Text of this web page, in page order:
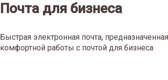
Почта для бизнеса
Быстрая электронная почта,
комфортной работы с почтой для бизнеса